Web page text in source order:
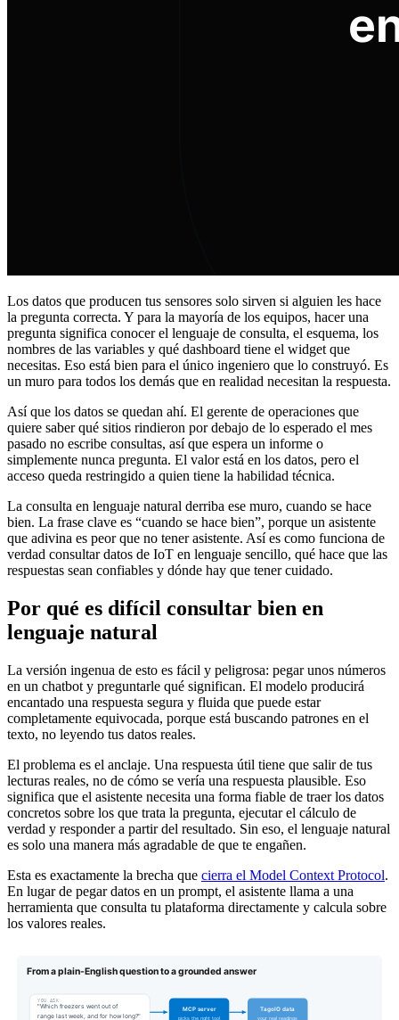
Los datos que producen tus sensores solo sirven si alguien les hace
la pregunta correcta. Y para la mayoría de los equipos, hacer una
pregunta significa conocer el lenguaje de consulta, el esquema, los
nombres de las variables y qué dashboard tiene el widget que
necesitas. Eso está bien para el único ingeniero que lo construyó. Es
un muro para todos los demás que en realidad necesitan la respuesta.
Así que los datos se quedan ahí. El gerente de operaciones que
quiere saber qué sitios rindieron por debajo de lo esperado el mes
pasado no escribe consultas, así que espera un informe o
simplemente nunca pregunta. El valor está en los datos, pero el
acceso queda restringido a quien tiene la habilidad técnica.
La consulta en lenguaje natural derriba ese muro, cuando se hace
bien. La frase clave es “cuando se hace bien”, porque un asistente
que adivina es peor que no tener asistente. Así es como funciona de
verdad consultar datos de IoT en lenguaje sencillo, qué hace que las
respuestas sean confiables y dónde hay que tener cuidado.
Por qué es difícil consultar bien en
lenguaje natural
La versión ingenua de esto es fácil y peligrosa: pegar unos números
en un chatbot y preguntarle qué significan. El modelo producirá
encantado una respuesta segura y fluida que puede estar
completamente equivocada, porque está buscando patrones en el
texto, no leyendo tus datos reales.
El problema es el anclaje. Una respuesta útil tiene que salir de tus
lecturas reales, no de cómo se vería una respuesta plausible. Eso
significa que el asistente necesita una forma fiable de traer los datos
concretos sobre los que trata la pregunta, ejecutar el cálculo de
verdad y responder a partir del resultado. Sin eso, el lenguaje natural
es solo una manera más agradable de que te engañen.
Esta es exactamente la brecha que cierra el Model Context Protocol.
En lugar de pegar datos en un prompt, el asistente llama a una
herramienta que consulta tu plataforma directamente y calcula sobre
los valores reales.